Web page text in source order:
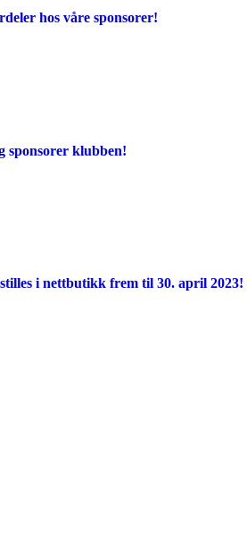
hos våre sponsorer!
sponsorer klubben!
i nettbutikk frem til 30. april 2023!